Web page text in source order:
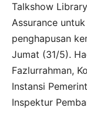
Talkshow
Assurance
penghapusan
Jumat (31/5).
Fazlurrahman,
Instansi
Inspektur